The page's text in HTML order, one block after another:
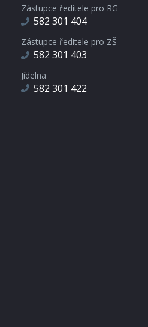
Zástupce ředitele pro RG
582 301 404
Zástupce ředitele pro ZŠ
582 301 403
Jídelna
582 301 422